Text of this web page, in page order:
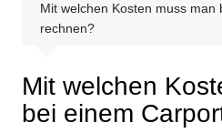
Mit welchen Kosten muss man
rechnen?
Mit welchen
bei einem